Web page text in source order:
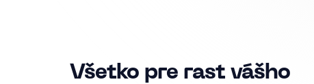
Všetko pre rast vášho